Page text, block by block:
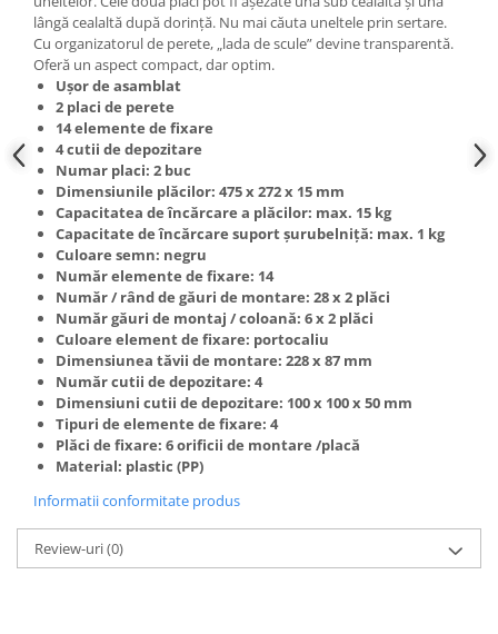
Scule fixare distributie
Alfa romeo
Audi
Bmw
Chevrolet
Chrysler
Citroen
Dacia
Fiat
Ford
Jaguar
Jeep
Lancia
Land Rover
Mazda
Mercedes
Nissan
Opel
Peugeot
lângă cealaltă după dorință. Nu mai căuta uneltele prin sertare.
Cu organizatorul de perete, „lada de scule” devine transparentă.
Oferă un aspect compact, dar optim.
Ușor de asamblat
2 placi de perete
14 elemente de fixare
4 cutii de depozitare
Numar placi: 2 buc
Dimensiunile plăcilor: 475 x 272 x 15 mm
Capacitatea de încărcare a plăcilor: max. 15 kg
Capacitate de încărcare suport șurubelniță: max. 1 kg
Culoare semn: negru
Număr elemente de fixare: 14
Număr / rând de găuri de montare: 28 x 2 plăci
Număr găuri de montaj / coloană: 6 x 2 plăci
Culoare element de fixare: portocaliu
Dimensiunea tăvii de montare: 228 x 87 mm
Număr cutii de depozitare: 4
Dimensiuni cutii de depozitare: 100 x 100 x 50 mm
Tipuri de elemente de fixare: 4
Plăci de fixare: 6 orificii de montare /placă
Material: plastic (PP)
Informatii conformitate produs
Review-uri(0)